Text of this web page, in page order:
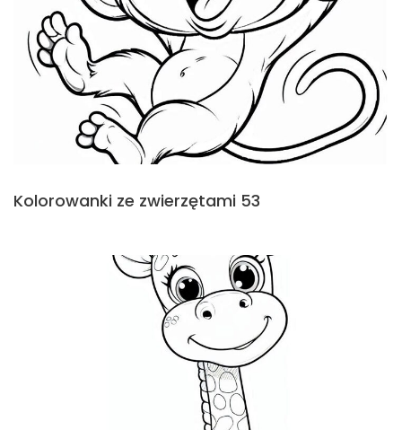
Kolorowanki ze zwierzętami 53